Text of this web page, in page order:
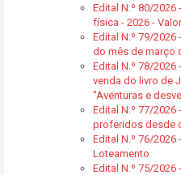
Edital N.º 80/
física - 2026 -
Edital N.º 79/
do mês de março
Edital N.º 78/2026
venda do livro de
"Aventuras e
Edital N.º 77/
proferidos desde
Edital N.º 76/2026
Loteamento
Edital N.º 75/2026